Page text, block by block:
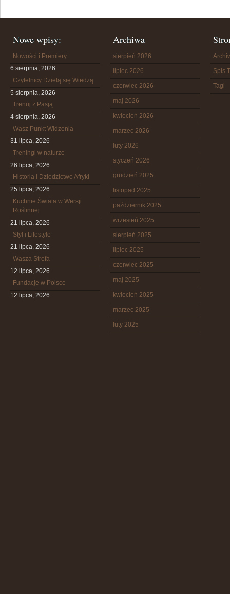
Nowe wpisy:
Nowości i Premiery
6 sierpnia, 2026
Czytelnicy Dzielą się Wiedzą
5 sierpnia, 2026
Trenuj z Pasją
4 sierpnia, 2026
Wasz Punkt Widzenia
31 lipca, 2026
Treningi w naturze
26 lipca, 2026
Historia i Dziedzictwo Afryki
25 lipca, 2026
Kuchnie Świata w Wersji
Roślinnej
21 lipca, 2026
Styl i Lifestyle
21 lipca, 2026
Wasza Strefa
12 lipca, 2026
Fundacje w Polsce
12 lipca, 2026
Archiwa
sierpień 2026
lipiec 2026
czerwiec 2026
maj 2026
kwiecień 2026
marzec 2026
luty 2026
styczeń 2026
grudzień 2025
listopad 2025
październik 2025
wrzesień 2025
sierpień 2025
lipiec 2025
czerwiec 2025
maj 2025
kwiecień 2025
marzec 2025
luty 2025
Spis
Tagi